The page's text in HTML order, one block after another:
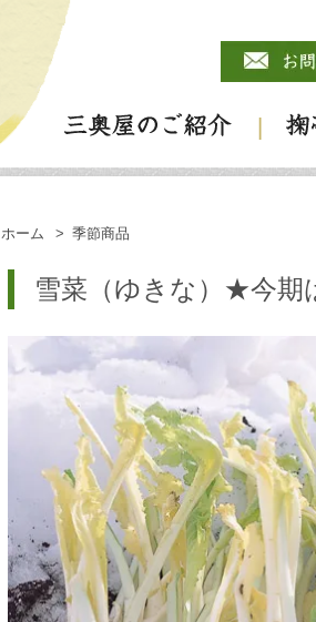
ホーム > 季節商品
雪菜（ゆきな）★今期